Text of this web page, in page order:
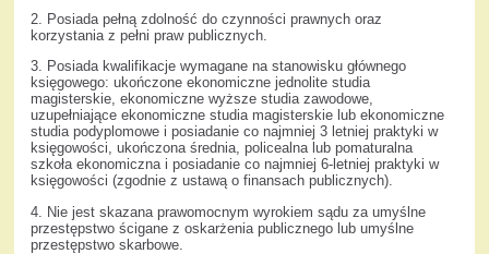
2. Posiada pełną zdolność do czynności prawnych oraz
korzystania z pełni praw publicznych.
3. Posiada kwalifikacje wymagane na stanowisku głównego
księgowego: ukończone ekonomiczne jednolite studia
magisterskie, ekonomiczne wyższe studia zawodowe,
uzupełniające ekonomiczne studia magisterskie lub ekonomiczne
studia podyplomowe i posiadanie co najmniej 3 letniej praktyki w
księgowości, ukończona średnia, policealna lub pomaturalna
szkoła ekonomiczna i posiadanie co najmniej 6-letniej praktyki w
księgowości (zgodnie z ustawą o finansach publicznych).
4. Nie jest skazana prawomocnym wyrokiem sądu za umyślne
przestępstwo ścigane z oskarżenia publicznego lub umyślne
przestępstwo skarbowe.